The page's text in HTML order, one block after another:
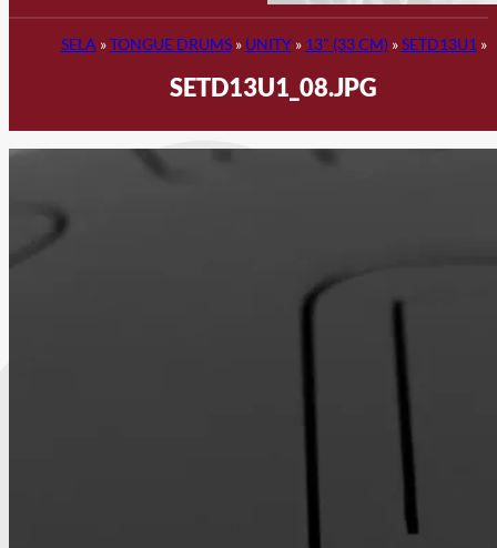
SELA »TONGUE DRUMS» UNITY» 13" (33 CM)»SETD13U1 »
SETD13U1_08.JPG